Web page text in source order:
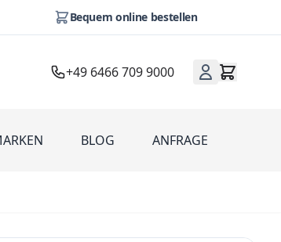
Bequem online bestellen
+49 6466 709 9000
for Werbeartikel
BLOG ANFRAGE